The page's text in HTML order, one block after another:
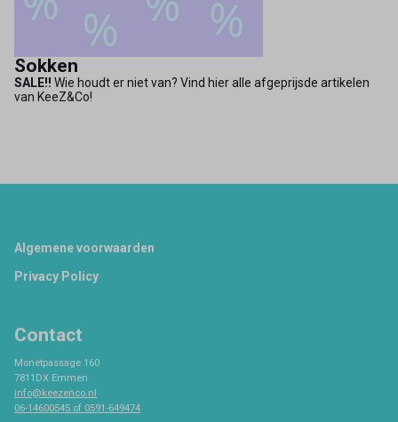
Sokken
SALE!! Wie houdt er niet van? Vind hier alle afgeprijsde artikelen
van KeeZ&Co!
Footer
Algemene voorwaarden
Privacy Policy
Contact
Monetpassage 160
7811DX Emmen
info@keezenco.nl
06-14600545 of 0591-649474